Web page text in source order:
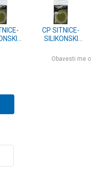
CP SITNICE-
SILIKONSKI
Obavesti me